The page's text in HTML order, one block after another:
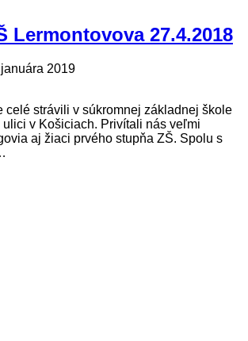
Lermontovova 27.4.2018
2019
celé strávili v súkromnej základnej škole
ulici v Košiciach. Privítali nás veľmi
aj žiaci prvého stupňa ZŠ. Spolu s